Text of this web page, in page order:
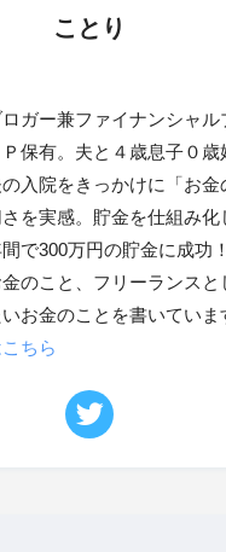
ことり
ガー兼ファイナンシャル
保有。夫と４歳息子０歳
入院をきっかけに「お金
を実感。貯金を仕組み化
で300万円の貯金に成功
のこと、フリーランスと
お金のことを書いていま
ちら